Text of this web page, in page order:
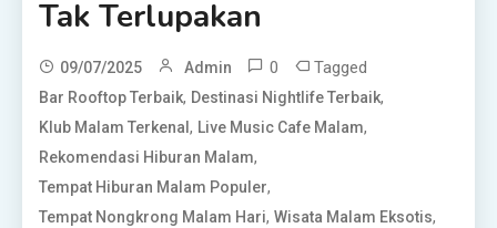
Tak Terlupakan
09/07/2025 Admin 0 Tagged
Bar Rooftop Terbaik, Destinasi Nightlife Terbaik,
Klub Malam Terkenal, Live Music Cafe Malam,
Rekomendasi Hiburan Malam,
Tempat Hiburan Malam Populer,
Tempat Nongkrong Malam Hari,Wisata Malam Eksotis,